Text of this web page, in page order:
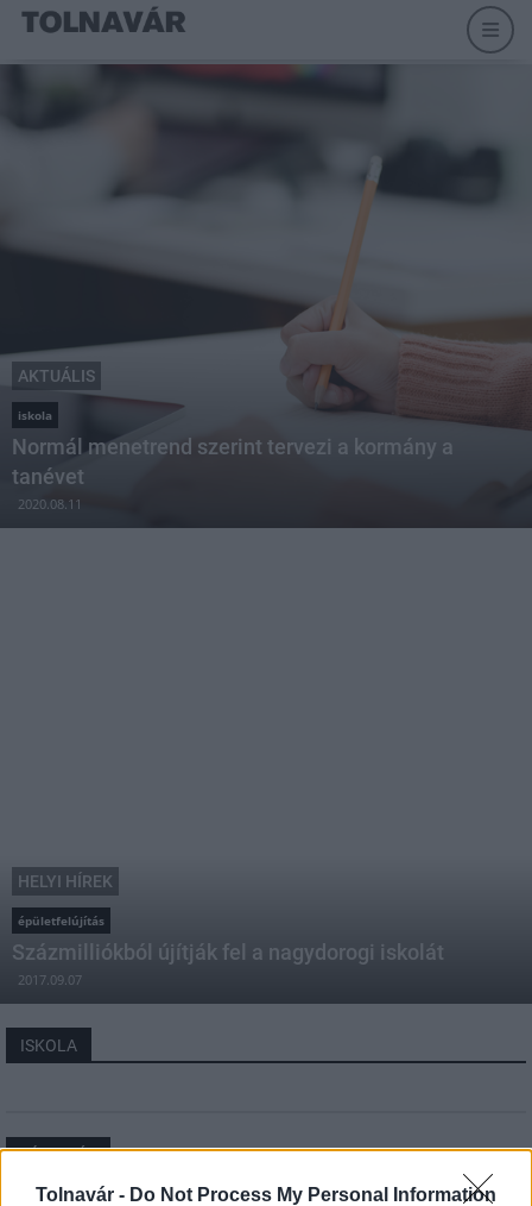
Tolnavár - Do Not Process My Personal Information
AKTUÁLIS
iskola
Normál menetrend szerint tervezi a kormány a
tanévet
2020.08.11
HELYI HÍREK
épületfelújítás
Százmilliókból újítják fel a nagydorogi iskolát
2017.09.07
ISKOLA
HÍRLEVÉL